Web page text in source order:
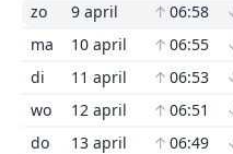
zo
9 april ↑ 06:58
ma
10 april ↑ 06:55
di
11 april ↑ 06:53
wo
12 april ↑ 06:51
do
13 april ↑ 06:49